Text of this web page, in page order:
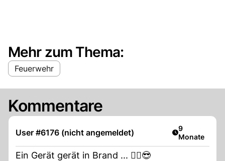
Mehr zum Thema:
Feuerwehr
Kommentare
User #6176 (nicht angemeldet) Artikel
9
Monate
Ein Gerät gerät in Brand ... 🙋‍♂️😎